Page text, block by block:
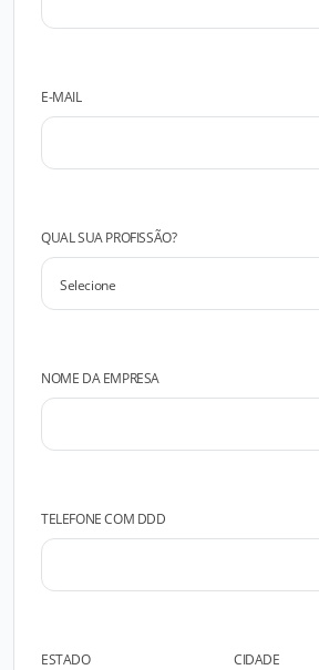
E-MAIL
QUAL SUA PROFISSÃO?
NOME DA EMPRESA
TELEFONE COM DDD
ESTADO CIDADE